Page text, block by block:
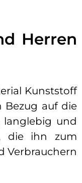
Herren
Kunststoff
Bezug auf die
langlebig und
die ihn zum
Verbrauchern